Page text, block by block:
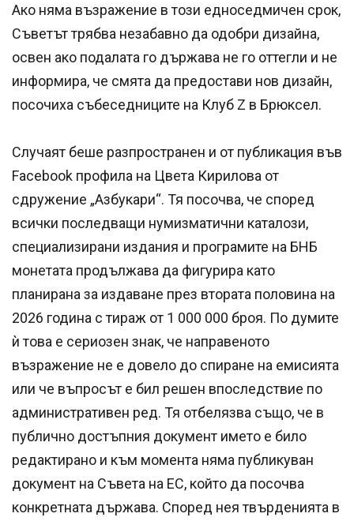
Ако няма възражение в този едноседмичен срок,
Съветът трябва незабавно да одобри дизайна,
освен ако подалата го държава не го оттегли и не
информира, че смята да предостави нов дизайн,
посочиха събеседниците на Клуб Z в Брюксел.
Случаят беше разпространен и от публикация във
Facebook профила на Цвета Кирилова от
сдружение „Азбукари“. Тя посочва, че според
всички последващи нумизматични каталози,
специализирани издания и програмите на БНБ
монетата продължава да фигурира като
планирана за издаване през втората половина на
2026 година с тираж от 1 000 000 броя. По думите
ѝ това е сериозен знак, че направеното
възражение не е довело до спиране на емисията
или че въпросът е бил решен впоследствие по
административен ред. Тя отбелязва също, че в
публично достъпния документ името е било
редактирано и към момента няма публикуван
документ на Съвета на ЕС, който да посочва
конкретната държава. Според нея твърденията в